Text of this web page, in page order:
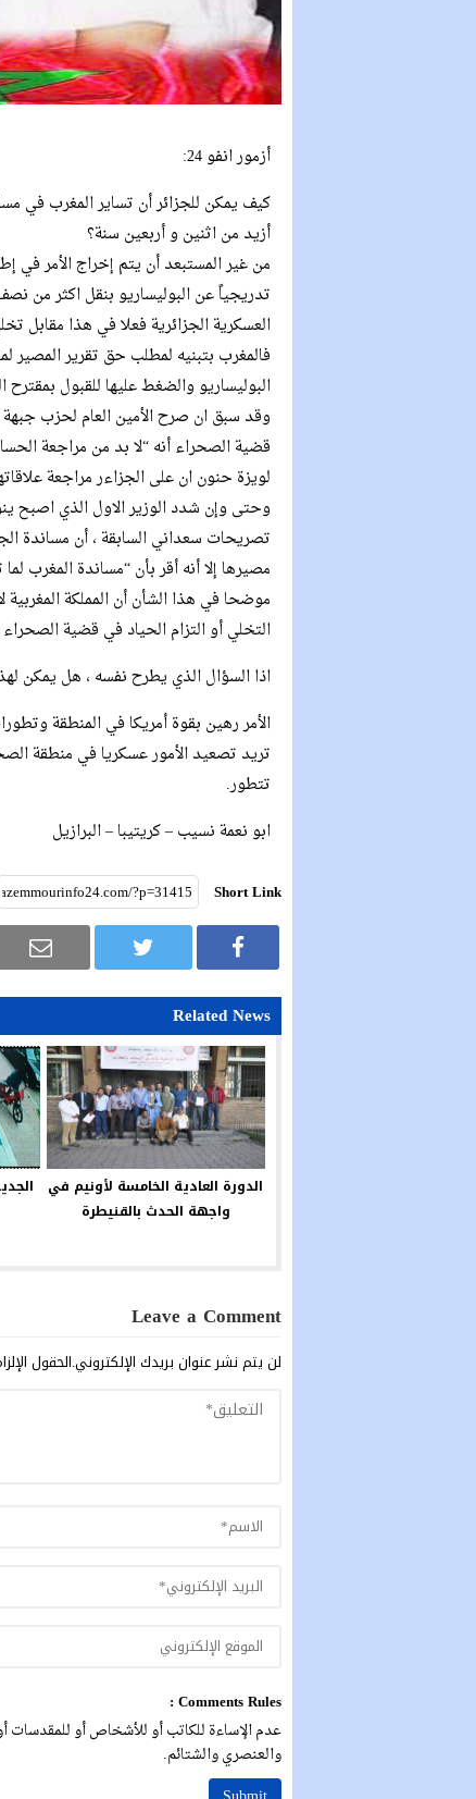
أزمور انفو 24:
كيف يمكن للجزائر أن تساير المغرب في
أزيد من اثنين و أربعين سنة؟
من غير المستبعد أن يتم إخراج الأمر في
تدريجياً عن البوليساريو بنقل اكثر من
العسكرية الجزائرية فعلا في هذا مقابل
فالمغرب بتبنيه لمطلب حق تقرير المصير
البوليساريو والضغط عليها للقبول بمقترح
قضية الصحراء أنه “لا بد من مراجعة
لويزة حنون ان على الجزاءر مراجعة
وحتى وإن شدد الوزير الاول الذي اصبح
تصريحات سعداني السابقة ، أن مساندة
مصيرها إلا أنه أقر بأن “مساندة المغرب
موضحا في هذا الشأن أن المملكة
التخلي أو التزام الحياد في قضية الصحراء
اذا السؤال الذي يطرح نفسه ، هل يمكن
الأمر رهين بقوة أمريكا في المنطقة
تريد تصعيد الأمور عسكريا في منطقة
تتطور.
ابو نعمة نسيب – كريتيبا – البرازيل
Short Link
Related News
الدورة العادية الخامسة لأونيم في
واجهة الحدث بالقنيطرة
Leave a Comment
لن يتم نشر عنوان بريدك الإلكتروني.الحقول
Comments Rules :
عدم الإساءة للكاتب أو للأشخاص أو للمقدسات
والعنصري والشتائم.